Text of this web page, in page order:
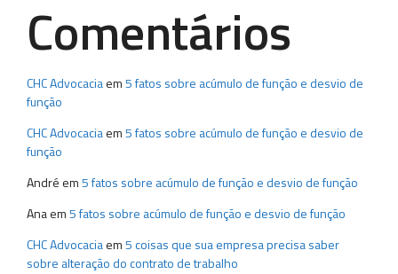
Comentários
CHC Advocaciaem5 fatos sobre acúmulo de função e desvio de
função
CHC Advocaciaem5 fatos sobre acúmulo de função e desvio de
função
André em5 fatos sobre acúmulo de função e desvio de função
Anaem5 fatos sobre acúmulo de função e desvio de função
CHC Advocaciaem5 coisas que sua empresa precisa saber
sobre alteração do contrato de trabalho